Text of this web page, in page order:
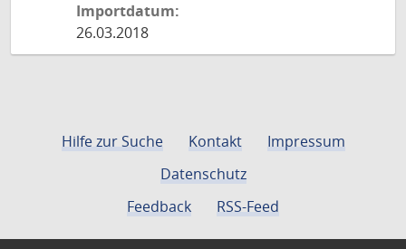
Importdatum:
26.03.2018
Hilfe zur Suche Kontakt
Impressum
Datenschutz
Feedback
RSS-Feed